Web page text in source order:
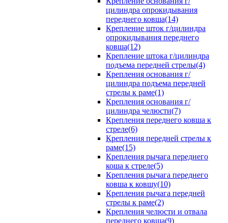
цилиндра опрокидывания
переднего ковша(14)
Крепление шток г/цилиндра
опрокидывания переднего
ковша(12)
Крепление штока г/цилиндра
подъема передней стрелы(4)
Крепления основания г/
цилиндра подъема передней
стрелы к раме(1)
Крепления основания г/
цилиндра челюсти(7)
Крепления переднего ковша к
стреле(6)
Крепления передней стрелы к
раме(15)
Крепления рычага переднего
коша к стреле(5)
Крепления рычага переднего
ковша к ковшу(10)
Крепления рычага передней
стрелы к раме(2)
Крепления челюсти и отвала
переднего ковша(9)